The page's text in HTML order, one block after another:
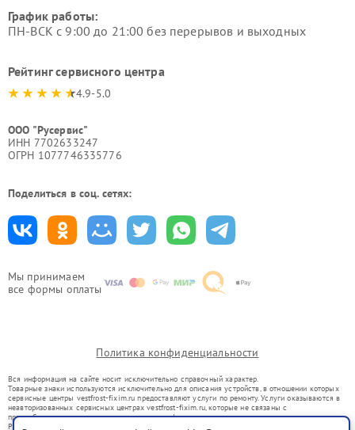
Мы принимаем
все формы оплаты
График работы:
ПН-ВСК с 9:00 до 21:00 без перерывов и выходных
Рейтинг сервисного центра
4.9-5.0
ООО "Русервис"
ИНН 7702633247
ОГРН 1077746335776
Поделиться в соц. сетях:
Политика конфиденциальности
Вся информация на сайте носит исключительно справочный характер.
Товарные знаки используются исключительно для описания устройств, в отношении которых
сервисные центры vestfrost-fixim.ru предоставляют услуги по ремонту. Услуги оказываются в
неавторизованных сервисных центрах vestfrost-fixim.ru, которые не связаны с
правообладателями товарных знаков или их официальными представителями.
Ремонт осуществляется для устройств, уже введенных в гражданский оборот в соответствии